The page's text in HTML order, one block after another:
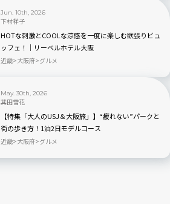
Jun. 10th, 2026
下村祥子
HOTな刺激とCOOLな涼感を一度に楽しむ欲張りビュ
ッフェ！｜リーベルホテル大阪
近畿 大阪府 グルメ
May. 30th, 2026
其田雪花
【特集「大人のUSJ＆大阪旅」】“疲れない”パークと
街の歩き方！1泊2日モデルコース
近畿 大阪府 グルメ